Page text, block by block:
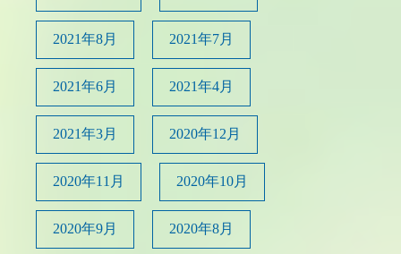
2021年8月 2021年7月
2021年6月 2021年4月
2021年3月 2020年12月
2020年11月 2020年10月
2020年9月 2020年8月